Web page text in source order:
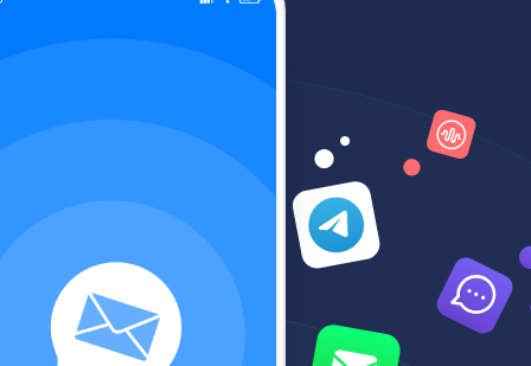
Telegram чат-бот
помощью чат-ботов
Каскадные рассылки
Отправляйте одно сообщение
через разные каналы